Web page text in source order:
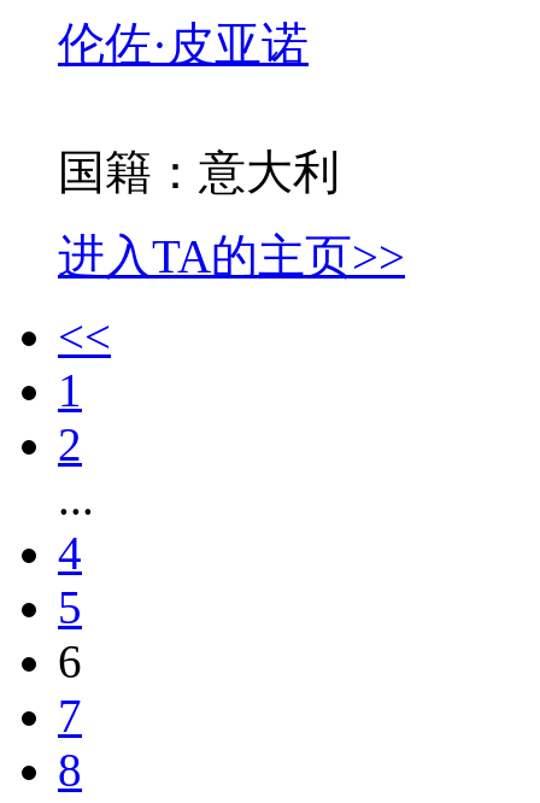
伦佐·皮亚诺
国籍：意大利
进入TA的主页>>
<<
1
2
...
4
5
6
7
8